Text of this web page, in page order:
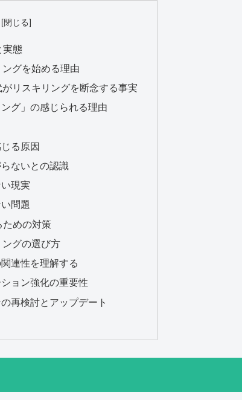
実態
グを始める理由
リスキリングを断念する事実
グ」の感じられる理由
る原因
ないとの認識
現実
問題
めの対策
グの選び方
連性を理解する
ョン強化の重要性
再検討とアップデート